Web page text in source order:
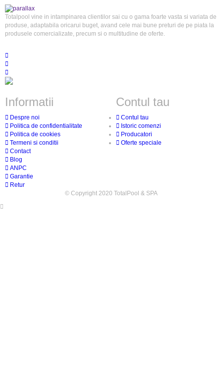
Totalpool vine in intampinarea clientilor sai cu o gama foarte vasta si variata de
produse, adaptabila oricarui buget, avand cele mai bune preturi de pe piata la
produsele comercializate, precum si o multitudine de oferte.
Informatii
Despre noi
Politica de confidentialitate
Politica de cookies
Termeni si conditii
Contact
Blog
ANPC
Garantie
Retur
Contul tau
Contul tau
Istoric comenzi
Producatori
Oferte speciale
© Copyright 2020 TotalPool & SPA